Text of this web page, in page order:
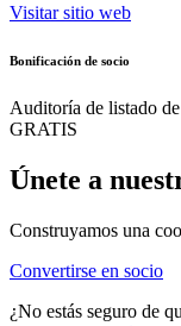
Visitar sitio web
Bonificación de socio
Auditoría de listado
GRATIS
Únete a
Construyamos una
Convertirse en socio
¿No estás seguro de